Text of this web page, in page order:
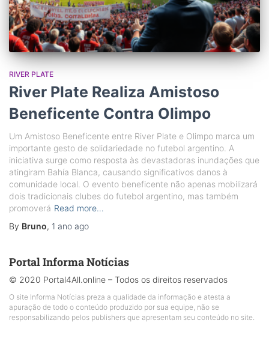
RIVER PLATE
River Plate Realiza Amistoso
Beneficente Contra Olimpo
Um Amistoso Beneficente entre River Plate e Olimpo marca um
importante gesto de solidariedade no futebol argentino. A
iniciativa surge como resposta às devastadoras inundações que
atingiram Bahía Blanca, causando significativos danos à
comunidade local. O evento beneficente não apenas mobilizará
dois tradicionais clubes do futebol argentino, mas também
promoverá Read more…
By Bruno, 1 ano ago
Portal Informa Notícias
© 2020 Portal4All.online – Todos os direitos reservados
O site Informa Notícias preza a qualidade da informação e atesta a
apuração de todo o conteúdo produzido por sua equipe, não se
responsabilizando pelos publishers que apresentam seu conteúdo no site.